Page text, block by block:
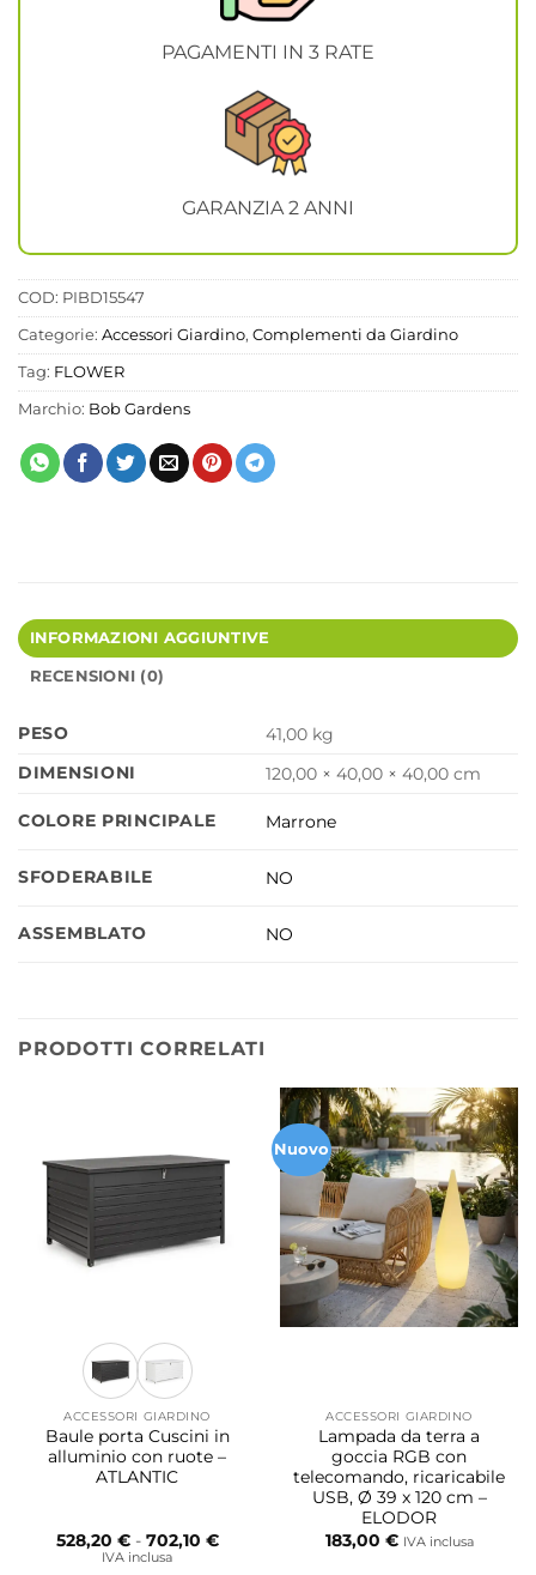
PAGAMENTI IN 3 RATE
GARANZIA 2 ANNI
COD: PIBD15547
Categorie: Accessori Giardino, Complementi da Giardino
Tag: FLOWER
Marchio: Bob Gardens
INFORMAZIONI AGGIUNTIVE
RECENSIONI (0)
PESO
41,00 kg
DIMENSIONI
120,00 × 40,00 × 40,00 cm
COLORE PRINCIPALE Marrone
SFODERABILE NO
ASSEMBLATO NO
PRODOTTI CORRELATI
ACCESSORI GIARDINO
Baule porta Cuscini in
alluminio con ruote –
ATLANTIC
528,20 € - 702,10 €Fascia
IVA inclusa
Nuovo
ACCESSORI GIARDINO
Lampada da terra a
goccia RGB con
telecomando, ricaricabile
USB, Ø 39 x 120 cm –
ELODOR
183,00 € IVA inclusa